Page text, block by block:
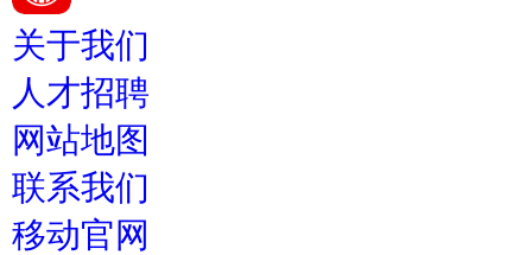
关于我们
人才招聘
网站地图
联系我们
移动官网